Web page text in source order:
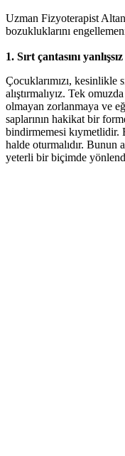
Uzman Fizyoterapist
bozukluklarını
1. Sırt çantasını
Çocuklarımızı, kesinlikle
alıştırmalıyız. Tek
olmayan zorlanmaya ve
saplarının hakikat bir
bindirmemesi kıymetlidir.
halde oturmalıdır. Bunun
yeterli bir biçimde